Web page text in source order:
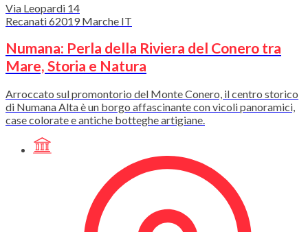
Via Leopardi 14
Recanati62019 Marche IT
Numana: Perla della Riviera del Conero tra
Mare, Storia e Natura
Arroccato sul promontorio del Monte Conero, il centro storico
di Numana Alta è un borgo affascinante con vicoli panoramici,
case colorate e antiche botteghe artigiane.